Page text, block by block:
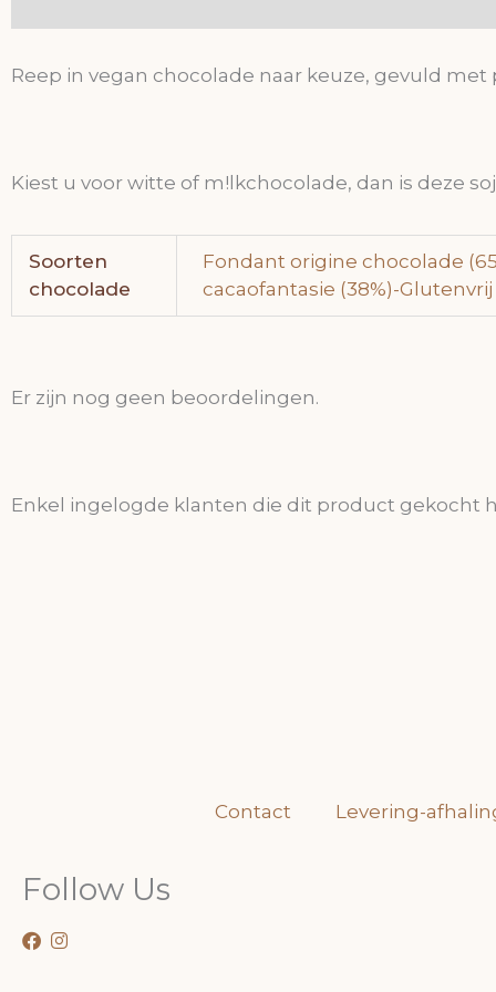
Reep in vegan chocolade naar keuze, gevuld
Kiest u voor witte of m!lkchocolade, dan is deze
Soorten
chocolade
Fondant origine chocolade
cacaofantasie (38%)-Glutenvrij
Er zijn nog geen beoordelingen.
Enkel ingelogde klanten die dit product gekocht
Contact Levering-
Follow Us